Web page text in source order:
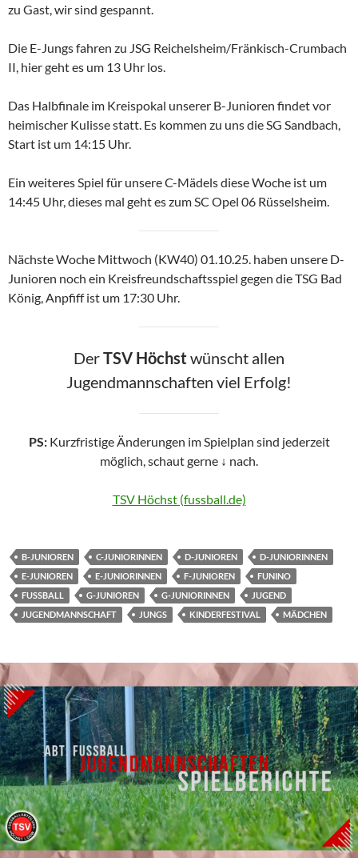
zu Gast, wir sind gespannt.
Die E-Jungs fahren zu JSG Reichelsheim/Fränkisch-Crumbach
II, hier geht es um 13 Uhr los.
Das Halbfinale im Kreispokal unserer B-Junioren findet vor
heimischer Kulisse statt. Es kommen zu uns die SG Sandbach,
Start ist um 14:15 Uhr.
Ein weiteres Spiel für unsere C-Mädels diese Woche ist um
14:45 Uhr, dieses mal geht es zum SC Opel 06 Rüsselsheim.
Nächste Woche Mittwoch (KW40) 01.10.25. haben unsere D-
Junioren noch ein Kreisfreundschaftsspiel gegen die TSG Bad
König, Anpfiff ist um 17:30 Uhr.
DerTSV Höchst wünscht allen
Jugendmannschaften viel Erfolg!
PS: Kurzfristige Änderungen im Spielplan sind jederzeit
möglich, schaut gerne ↓ nach.
TSV Höchst (fussball.de)
B-JUNIOREN C-JUNIORINNEN D-JUNIOREN
D-JUNIORINNEN
E-JUNIOREN
E-JUNIORINNEN F-JUNIOREN
FUNINO
FUSSBALL
G-JUNIOREN G-JUNIORINNEN
JUGEND
JUGENDMANNSCHAFT
JUNGS KINDERFESTIVAL MÄDCHEN